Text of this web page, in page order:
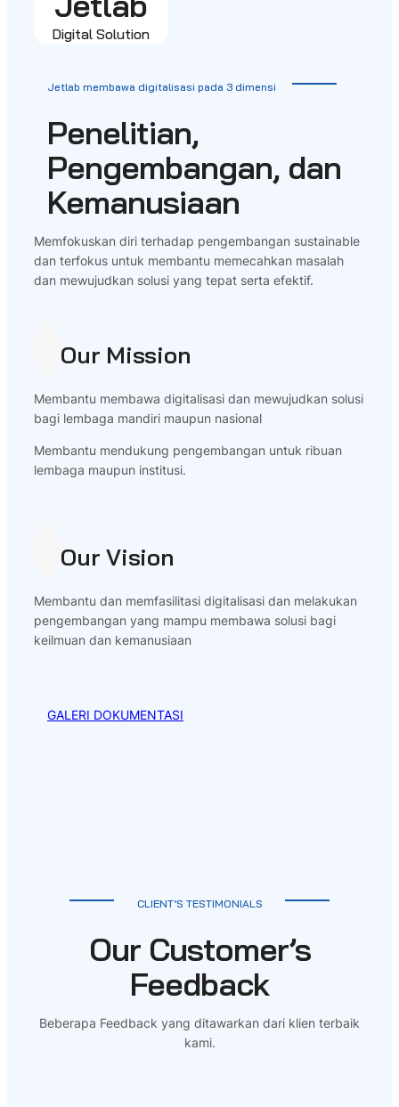
Digital Solution
Jetlab membawa digitalisasi pada 3 dimensi
Penelitian,
Pengembangan, dan
Kemanusiaan
Memfokuskan diri terhadap pengembangan sustainable
dan terfokus untuk membantu memecahkan masalah
dan mewujudkan solusi yang tepat serta efektif.
Our Mission
Membantu membawa digitalisasi dan mewujudkan solusi
bagi lembaga mandiri maupun nasional
Membantu mendukung pengembangan untuk ribuan
lembaga maupun institusi.
Our Vision
Membantu dan memfasilitasi digitalisasi dan melakukan
pengembangan yang mampu membawa solusi bagi
keilmuan dan kemanusiaan
GALERI DOKUMENTASI
CLIENT’S TESTIMONIALS
Our Customer’s
Feedback
Beberapa Feedback yang ditawarkan dari klien terbaik
kami.